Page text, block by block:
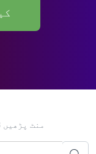
3 منٹ پڑھیں